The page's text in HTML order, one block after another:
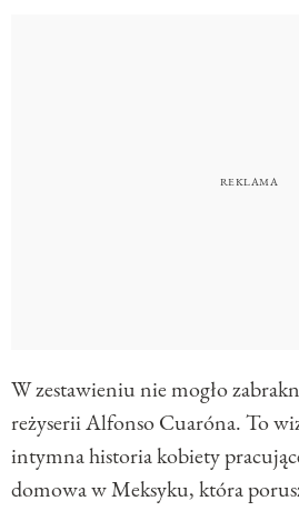
W zestawieniu nie mogło
reżyserii Alfonso Cuaróna. To
intymna historia kobiety
domowa w Meksyku, która